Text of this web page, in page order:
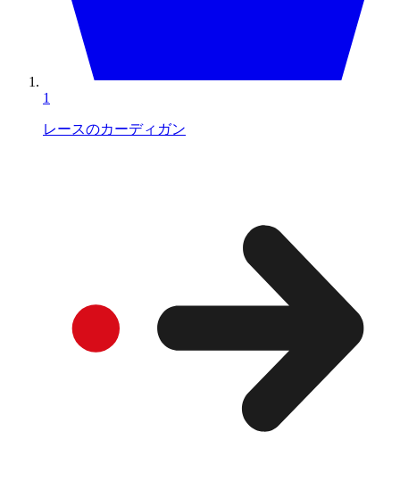
1
レースのカーディガン